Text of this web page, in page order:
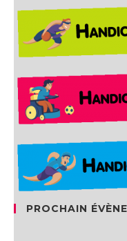
PROCHAIN